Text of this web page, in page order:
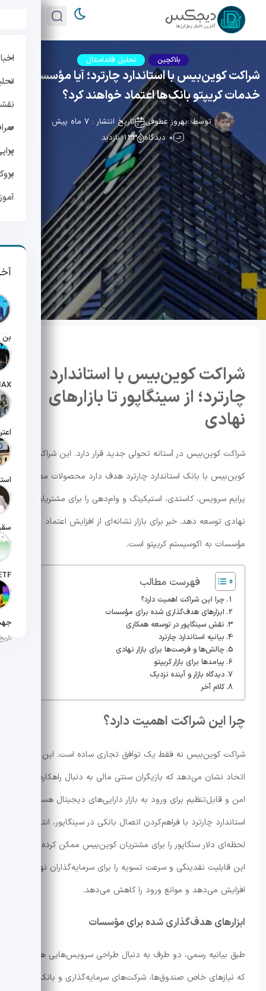
تاریخ
تاریخ
تاریخ
تاریخ
تاریخ
تاریخ
تاریخ
بلاکچین تحلیل فاندامنتال
شراکت کوین‌بیس با استاندارد چارترد؛ آیا مؤسسات به
خدمات کریپتو بانک‌ها اعتماد خواهند کرد؟
توسط :بهروز عطوفی
تاریخ انتشار : 7 ماه پیش
0 دیدگاه
133 بازدید
شراکت کوین‌بیس با استاندارد
چارترد؛ از سینگاپور تا بازارهای
نهادی
شراکت کوین‌بیس در آستانه تحولی جدید قرار دارد. این شراکت
کوین‌بیس با بانک استاندارد چارترد هدف دارد محصولات معامله،
پرایم سرویس، کاستدی، استیکینگ و وام‌دهی را برای مشتریان
نهادی توسعه دهد. خبر برای بازار نشانه‌ای از افزایش اعتماد
مؤسسات به اکوسیستم کریپتو است.
فهرست مطالب
چرا این شراکت اهمیت دارد؟
ابزارهای هدف‌گذاری شده برای مؤسسات
نقش سینگاپور در توسعه همکاری
بیانیه‌ استاندارد چارترد
چالش‌ها و فرصت‌ها برای بازار نهادی
پیامدها برای بازار کریپتو
دیدگاه بازار و آینده نزدیک
کلام آخر
چرا این شراکت اهمیت دارد؟
شراکت کوین‌بیس نه فقط یک توافق تجاری ساده است. این
اتحاد نشان می‌دهد که بازیگران سنتی مالی به دنبال راهکارهای
امن و قابل‌تنظیم برای ورود به بازار دارایی‌های دیجیتال هستند.
استاندارد چارترد با فراهم‌کردن اتصال بانکی در سینگاپور، انتقال
لحظه‌ای دلار سنگاپور را برای مشتریان کوین‌بیس ممکن کرده است.
این قابلیت نقدینگی و سرعت تسویه را برای سرمایه‌گذاران نهادی
افزایش می‌دهد و موانع ورود را کاهش می‌دهد.
ابزارهای هدف‌گذاری شده برای مؤسسات
طبق بیانیه رسمی، دو طرف به دنبال طراحی سرویس‌هایی هستند
که نیازهای خاص صندوق‌ها، شرکت‌های سرمایه‌گذاری و بانک‌ها را